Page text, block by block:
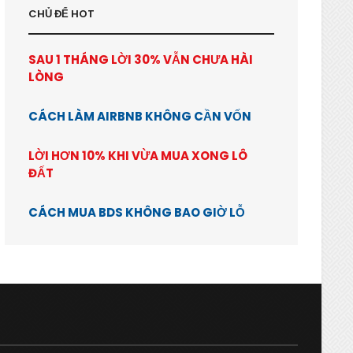
CHỦ ĐỂ HOT
SAU 1 THÁNG LỜI 30% VẪN CHƯA HÀI
LÒNG
CÁCH LÀM AIRBNB KHÔNG CẦN VỐN
LỜI HƠN 10% KHI VỪA MUA XONG LÔ
ĐẤT
CÁCH MUA BDS KHÔNG BAO GIỜ LỖ